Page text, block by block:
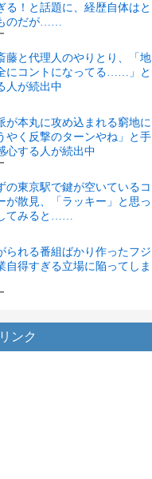
る！と話題に、経歴自体はと
のだが……
藤と代理人のやりとり、「地
にコントになってる……」と
人が続出中
が本丸に攻め込まれる窮地に
やく反撃のターンやね」と手
心する人が続出中
の東京駅で鍵が空いているコ
が散見、「ラッキー」と思っ
てみると……
られる番組ばかり作ったフジ
自得すぎる立場に陥ってしま
ンク